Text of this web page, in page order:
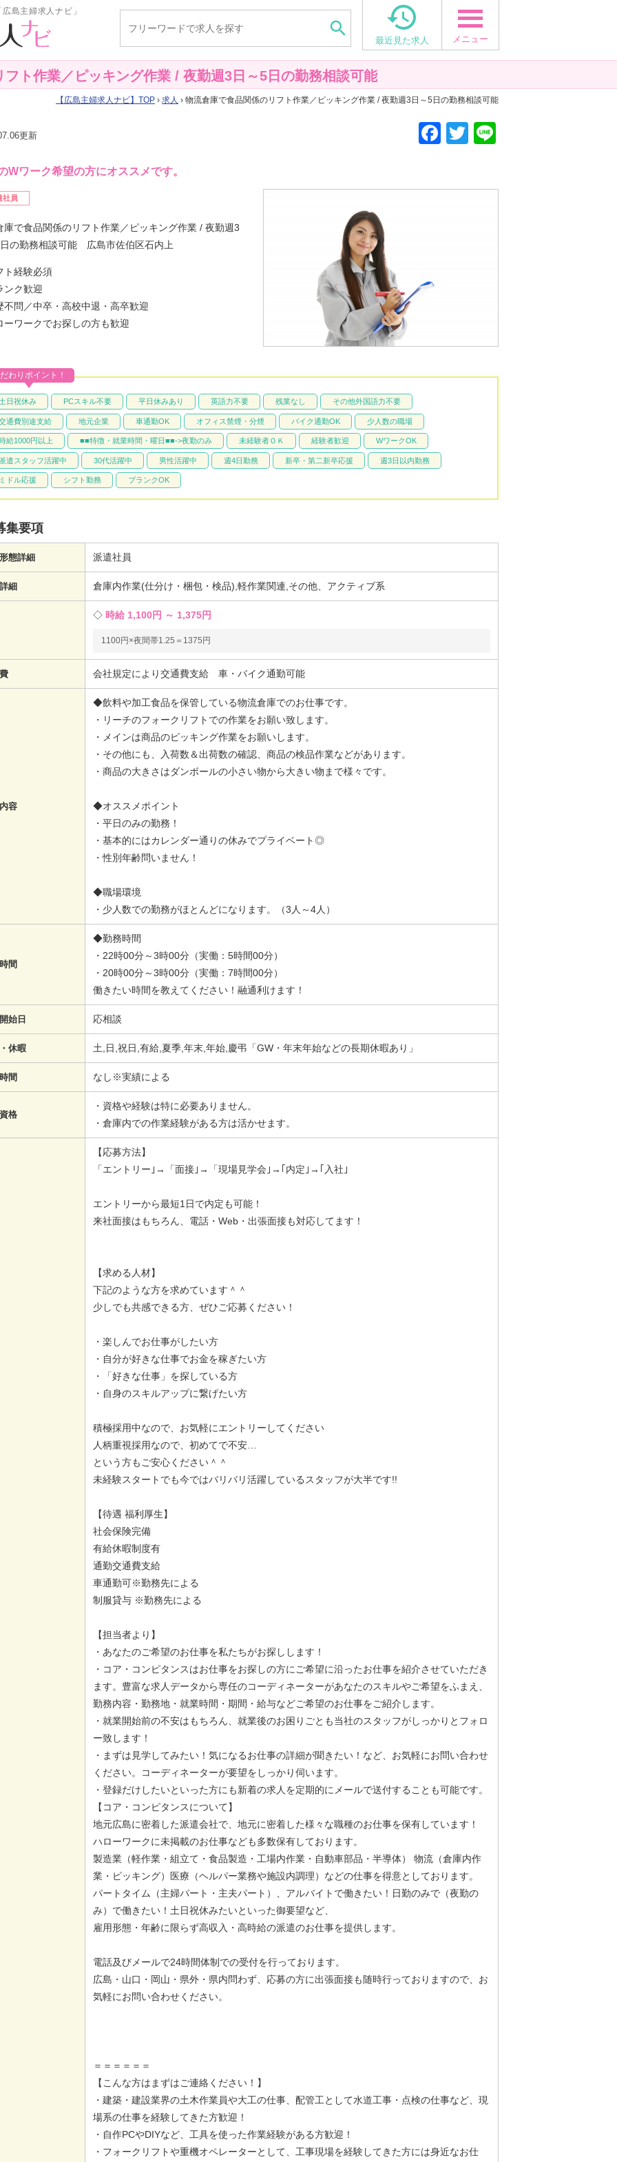
島主婦求人ナビ」
 
最近見た求人 メニュー
ト作業／ピッキング作業 / 夜勤週3日～5日の勤務相談可能
広島主婦求人ナビ TOP › 求人 › 物流倉庫で食品関係のリフト作業／ピッキング作業 / 夜勤週3日～5日の勤務相談可能
更新
Wワーク希望の方にオススメです。
社員
F
T
庫で食品関係のリフト作業／ピッキング作業 / 夜勤週3
の勤務相談可能 広島市佐伯区石内上
経験必須
ンク歓迎
不問／中卒・高校中退・高卒歓迎
ーワークでお探しの方も歓迎
土日祝休み PCスキル不要 平日休みあり 英語力不要 残業なし その他外国語力不要
通費別途支給 地元企業 車通勤OK オフィス禁煙・分煙 バイク通勤OK 少人数の職場
給1000円以上 ■■特徴・就業時間・曜日■■->夜勤のみ 未経験者ＯＫ 経験者歓迎 WワークOK
遣スタッフ活躍中 30代活躍中 男性活躍中 週4日勤務 新卒・第二新卒応援 週3日以内勤務
ミドル応援 シフト勤務 ブランクOK
わりポイント！
集要項
態詳細 派遣社員
細 倉庫内作業(仕分け・梱包・検品),軽作業関連,その他、アクティブ系
時給 1,100円 ～ 1,375円
1100円×夜間帯1.25＝1375円
会社規定により交通費支給 車・バイク通勤可能
容
◆飲料や加工食品を保管している物流倉庫でのお仕事です。
・リーチのフォークリフトでの作業をお願い致します。
・メインは商品のピッキング作業をお願いします。
・その他にも、入荷数＆出荷数の確認、商品の検品作業などがあります。
・商品の大きさはダンボールの小さい物から大きい物まで様々です。
◆オススメポイント
・平日のみの勤務！
・基本的にはカレンダー通りの休みでプライベート◎
・性別年齢問いません！
◆職場環境
・少人数での勤務がほとんどになります。（3人～4人）
間
◆勤務時間
・22時00分～3時00分（実働：5時間00分）
・20時00分～3時00分（実働：7時間00分）
働きたい時間を教えてください！融通利けます！
始日 応相談
休暇 土,日,祝日,有給,夏季,年末,年始,慶弔「GW・年末年始などの長期休暇あり」
間 なし※実績による
格
・資格や経験は特に必要ありません。
・倉庫内での作業経験がある方は活かせます。
【応募方法】
「エントリー｣→「面接｣→「現場見学会｣→｢内定｣→｢入社｣
エントリーから最短1日で内定も可能！
来社面接はもちろん、電話・Web・出張面接も対応してます！
【求める人材】
下記のような方を求めています＾＾
少しでも共感できる方、ぜひご応募ください！
・楽しんでお仕事がしたい方
・自分が好きな仕事でお金を稼ぎたい方
・「好きな仕事」を探している方
・自身のスキルアップに繋げたい方
積極採用中なので、お気軽にエントリーしてください
人柄重視採用なので、初めてで不安…
という方もご安心ください＾＾
未経験スタートでも今ではバリバリ活躍しているスタッフが大半です!!
【待遇 福利厚生】
社会保険完備
有給休暇制度有
通勤交通費支給
車通勤可※勤務先による
制服貸与 ※勤務先による
【担当者より】
・あなたのご希望のお仕事を私たちがお探しします！
・コア・コンピタンスはお仕事をお探しの方にご希望に沿ったお仕事を紹介させていただき
ます。豊富な求人データから専任のコーディネーターがあなたのスキルやご希望をふまえ、
勤務内容・勤務地・就業時間・期間・給与などご希望のお仕事をご紹介します。
・就業開始前の不安はもちろん、就業後のお困りごとも当社のスタッフがしっかりとフォロ
ー致します！
・まずは見学してみたい！気になるお仕事の詳細が聞きたい！など、お気軽にお問い合わせ
ください。コーディネーターが要望をしっかり伺います。
・登録だけしたいといった方にも新着の求人を定期的にメールで送付することも可能です。
【コア・コンピタンスについて】
地元広島に密着した派遣会社で、地元に密着した様々な職種のお仕事を保有しています！
ハローワークに未掲載のお仕事なども多数保有しております。
製造業（軽作業・組立て・食品製造・工場内作業・自動車部品・半導体） 物流（倉庫内作
業・ピッキング）医療（ヘルパー業務や施設内調理）などの仕事を得意としております。
パートタイム（主婦パート・主夫パート）、アルバイトで働きたい！日勤のみで（夜勤の
み）で働きたい！土日祝休みたいといった御要望など、
雇用形態・年齢に限らず高収入・高時給の派遣のお仕事を提供します。
電話及びメールで24時間体制での受付を行っております。
広島・山口・岡山・県外・県内問わず、応募の方に出張面接も随時行っておりますので、お
気軽にお問い合わせください。
＝＝＝＝＝＝
【こんな方はまずはご連絡ください！】
・建築・建設業界の土木作業員や大工の仕事、配管工として水道工事・点検の仕事など、現
場系の仕事を経験してきた方歓迎！
・自作PCやDIYなど、工具を使った作業経験がある方歓迎！
・フォークリフトや重機オペレーターとして、工事現場を経験してきた方には身近なお仕